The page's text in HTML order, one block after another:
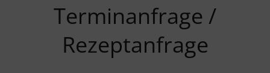
Terminanfrage /
Rezeptanfrage